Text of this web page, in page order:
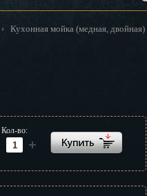
› Кухонная мойка (медная,
Кол-во: